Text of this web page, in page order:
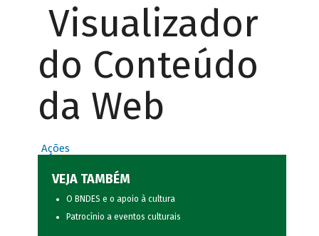
Visualizador
do Conteúdo
da Web
Ações
VEJA TAMBÉM
O BNDES e o apoio à cultura
Patrocínio a eventos culturais